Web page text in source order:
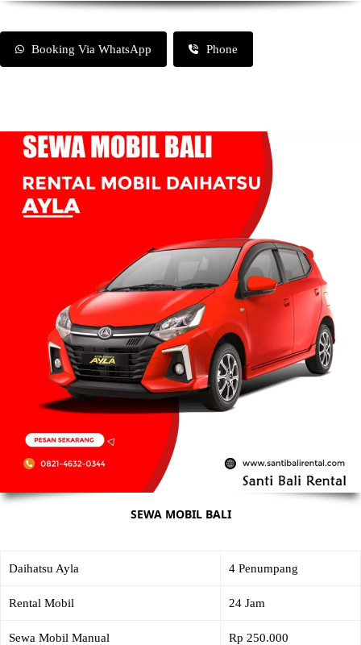
Booking Via WhatsApp Phone
SEWA MOBIL BALI
Daihatsu Ayla 4 Penumpang
Rental Mobil 24 Jam
Sewa Mobil Manual Rp 250.000